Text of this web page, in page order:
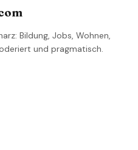
Bildung, Jobs, Wohnen,
und pragmatisch.